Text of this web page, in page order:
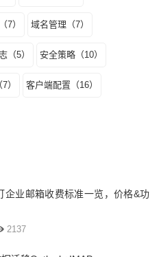
7） 域名管理（7）
（5） 安全策略（10）
） 客户端配置（16）
企业邮箱收费标准一览，价格&功
2137